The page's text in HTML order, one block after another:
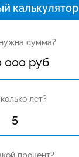
калькулятор
сумма?
000руб
лет?
5